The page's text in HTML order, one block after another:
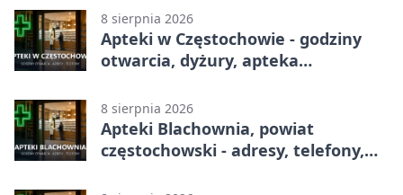
8 sierpnia 2026
Apteki w Częstochowie - godziny
otwarcia, dyżury, apteka
8 sierpnia 2026
Apteki Blachownia, powiat
częstochowski - adresy, telefony,